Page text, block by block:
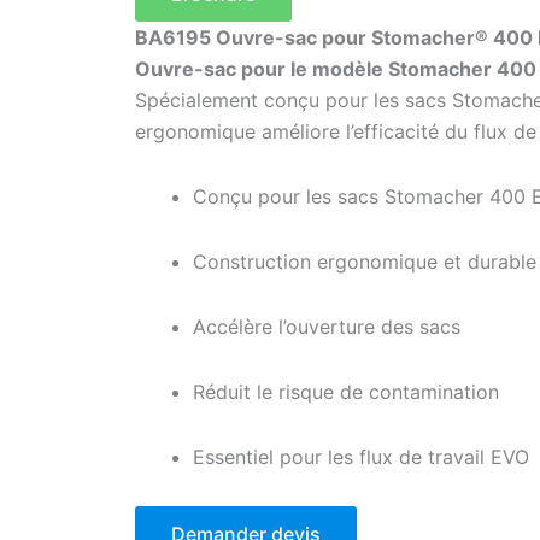
BA6195 Ouvre-sac pour Stomacher® 400
Ouvre-sac pour le modèle Stomacher 400
Spécialement conçu pour les sacs
ergonomique améliore l’efficacité du flux
Conçu pour les sacs Stomacher 400
Construction ergonomique et durable
Accélère l’ouverture des sacs
Réduit le risque de contamination
Essentiel pour les flux de travail EVO
Demander devis